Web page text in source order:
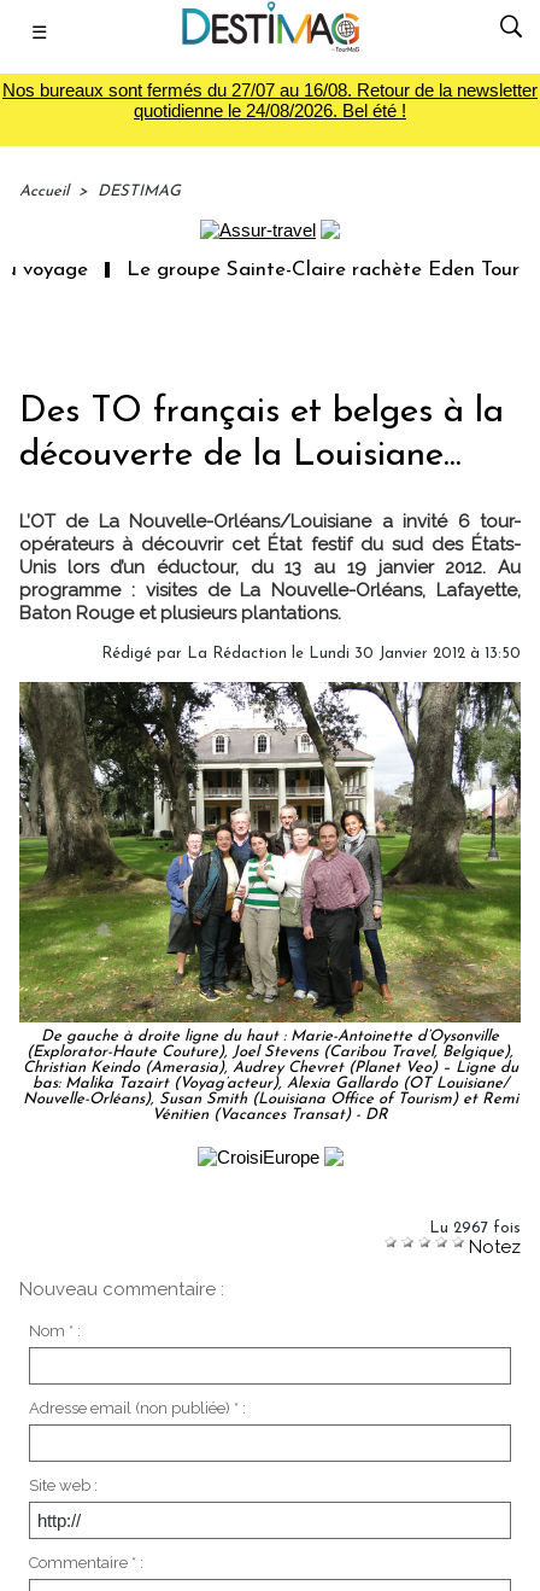
☰
Nos bureaux sont fermés du 27/07 au 16/08. Retour de la newsletter
quotidienne le 24/08/2026. Bel été !
Accueil > DESTIMAG
Le groupe Sainte-Claire rachète Eden Tour
Des TO français et belges à la
découverte de la Louisiane...
L’OT de La Nouvelle-Orléans/Louisiane a invité 6 tour-
opérateurs à découvrir cet État festif du sud des États-
Unis lors d’un éductour, du 13 au 19 janvier 2012. Au
programme : visites de La Nouvelle-Orléans, Lafayette,
Baton Rouge et plusieurs plantations.
Rédigé par La Rédaction le Lundi 30 Janvier 2012 à 13:50
De gauche à droite ligne du haut : Marie-Antoinette d’Oysonville
(Explorator-Haute Couture), Joel Stevens (Caribou Travel, Belgique),
Christian Keindo (Amerasia), Audrey Chevret (Planet Veo) – Ligne du
bas: Malika Tazairt (Voyag’acteur), Alexia Gallardo (OT Louisiane/
Nouvelle-Orléans), Susan Smith (Louisiana Office of Tourism) et Remi
Vénitien (Vacances Transat) - DR
Lu 2967 fois
Notez
Nouveau commentaire :
Nom * :
Adresse email (non publiée) * :
Site web :
Commentaire * :